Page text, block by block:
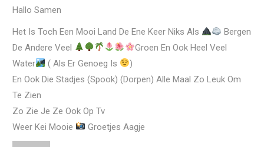
Hallo Samen
Het Is Toch Een Mooi Land De Ene Keer Niks Als
Bergen
De Andere Veel
Groen En Ook Heel Veel
Water
( Als Er Genoeg Is
)
En Ook Die Stadjes (spook) (dorpen) Alle Maal Zo Leuk Om
Te Zien
Zo Zie Je Ze Ook Op Tv
Weer Kei Mooie
Groetjes Aagje